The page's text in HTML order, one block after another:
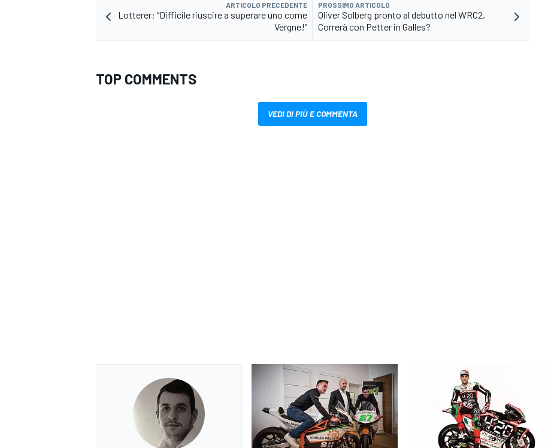
ARTICOLO PRECEDENTE
Lotterer: “Difficile riuscire a superare uno come
Vergne!”
PROSSIMO ARTICOLO
Oliver Solberg pronto al debutto nel WRC2.
Correrà con Petter in Galles?
TOP COMMENTS
VEDI DI PIÙ E COMMENTA